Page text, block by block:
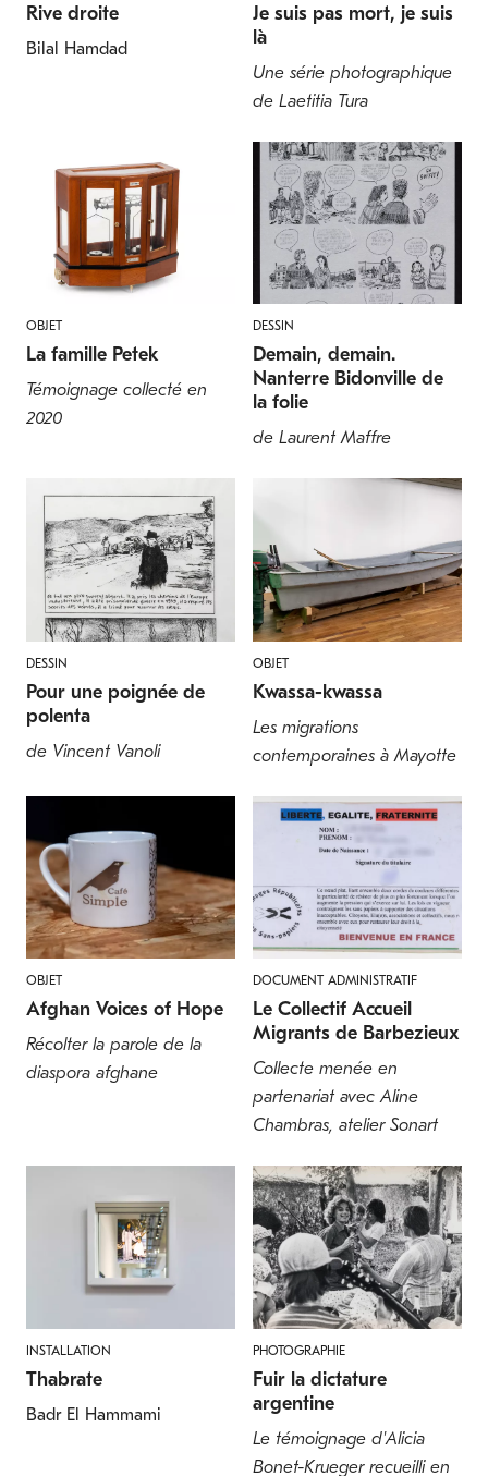
Rive droite
Bilal Hamdad
Je suis pas mort, je suis
là
Une série photographique
de Laetitia Tura
OBJET
La famille Petek
Témoignage collecté en
2020
DESSIN
Demain, demain.
Nanterre Bidonville de
la folie
de Laurent Maffre
DESSIN
Pour une poignée de
polenta
de Vincent Vanoli
OBJET
Kwassa-kwassa
Les migrations
contemporaines à Mayotte
OBJET
Afghan Voices of Hope
Récolter la parole de la
diaspora afghane
DOCUMENT ADMINISTRATIF
Le Collectif Accueil
Migrants de Barbezieux
Collecte menée en
partenariat avec Aline
Chambras, atelier Sonart
INSTALLATION
Thabrate
Badr El Hammami
PHOTOGRAPHIE
Fuir la dictature
argentine
Le témoignage d'Alicia
Bonet-Krueger recueilli en